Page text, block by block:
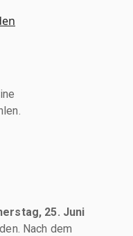
25. Juni
Nach dem